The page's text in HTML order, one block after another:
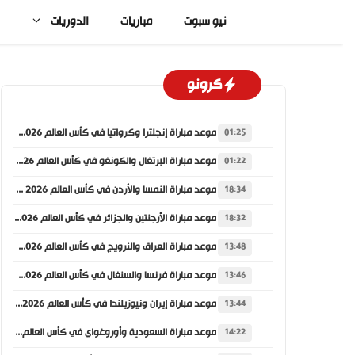
المحتوى
نيو سبوت مباريات الدوريات
كرونو
01:25 موعد مباراة إنجلترا وكرواتيا في كأس العالم 2026 والقنوات الناقلة
01:22 موعد مباراة البرتغال والكونغو في كأس العالم 2026 والقنوات الناقلة
18:34 موعد مباراة النمسا والأردن في كأس العالم 2026 والقنوات الناقلة
18:32 موعد مباراة الأرجنتين والجزائر في كأس العالم 2026 والقنوات الناقلة
13:48 موعد مباراة العراق والنرويج في كأس العالم 2026 والقنوات الناقلة
13:46 موعد مباراة فرنسا والسنغال في كأس العالم 2026 والقنوات الناقلة
13:44 موعد مباراة إيران ونيوزيلندا في كأس العالم 2026 والقنوات الناقلة
14:22 موعد مباراة السعودية وأوروغواي في كأس العالم 2026 والقنوات الناقلة